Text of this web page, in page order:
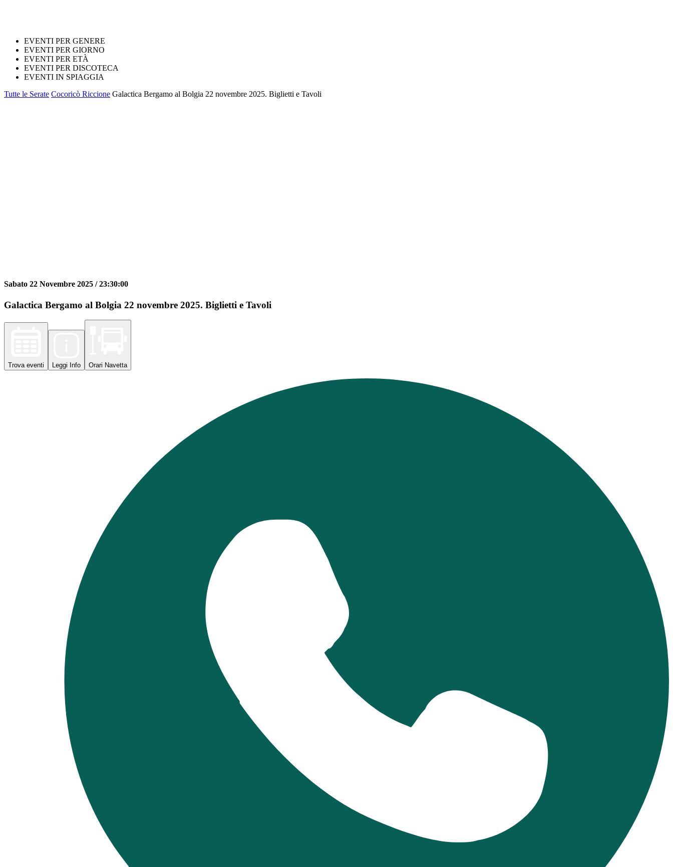
EVENTI PER GENERE
EVENTI PER GIORNO
EVENTI PER ETÀ
EVENTI PER DISCOTECA
EVENTI IN SPIAGGIA
Tutte le Serate Cocoricò Riccione Galactica Bergamo al Bolgia 22 novembre 2025. Biglietti e Tavoli
Sabato 22 Novembre 2025 /23:30:00
Galactica Bergamo al Bolgia 22 novembre 2025. Biglietti e Tavoli
Trova eventi Leggi Info Orari Navetta